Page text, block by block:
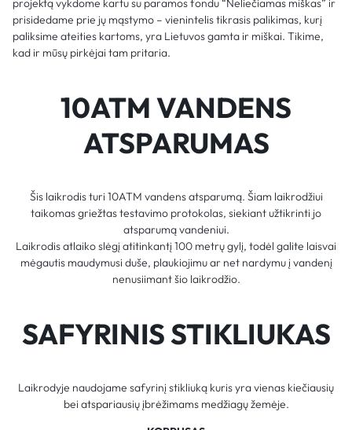
projektą vykdome kartu su paramos fondu “Neliečiamas miškas” ir
prisidedame prie jų mąstymo – vienintelis tikrasis palikimas, kurį
paliksime ateities kartoms, yra Lietuvos gamta ir miškai. Tikime,
kad ir mūsų pirkėjai tam pritaria.
10ATM VANDENS
ATSPARUMAS
Šis laikrodis turi 10ATM vandens atsparumą. Šiam laikrodžiui
taikomas griežtas testavimo protokolas, siekiant užtikrinti jo
atsparumą vandeniui.
Laikrodis atlaiko slėgį atitinkantį 100 metrų gylį, todėl galite laisvai
mėgautis maudymusi duše, plaukiojimu ar net nardymu į vandenį
nenusiimant šio laikrodžio.
SAFYRINIS STIKLIUKAS
Laikrodyje naudojame safyrinį stikliuką kuris yra vienas kiečiausių
bei atspariausių įbrėžimams medžiagų žemėje.